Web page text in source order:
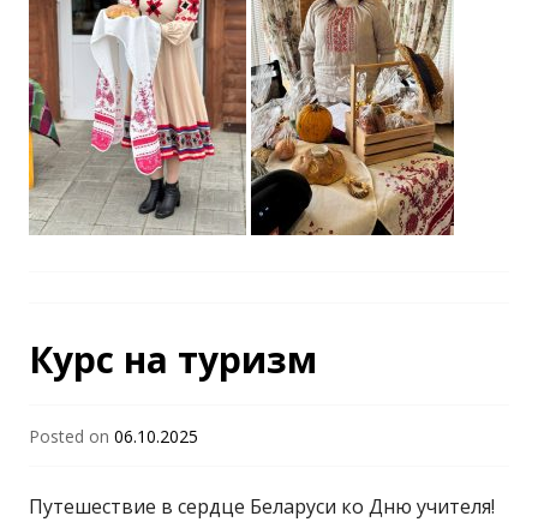
Курс на туризм
Posted on 06.10.2025
Путешествие в сердце Беларуси ко Дню учителя!